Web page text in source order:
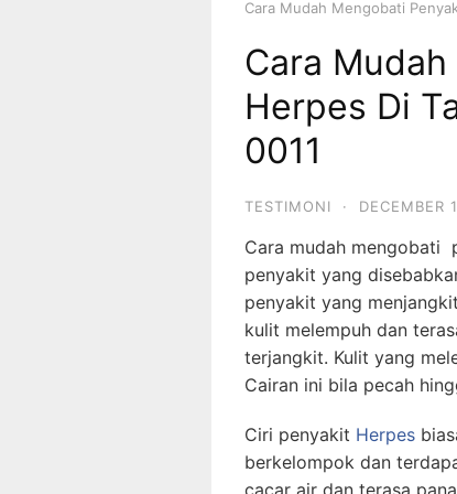
Cara Mudah Mengobati
Cara
Herpes Di
0011
TESTIMONI · DECEMBER
Cara mudah mengobati
penyakit yang
penyakit yang
kulit melempuh dan
terjangkit. Kulit yang
Cairan ini bila pecah
Ciri penyakit Herpes
berkelompok dan
cacar air dan terasa